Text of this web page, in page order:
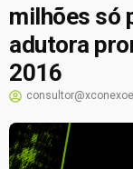
milhões só
adutora
2016